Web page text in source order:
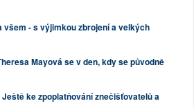
všem - s výjimkou zbrojení a velkých
Mayová se v den, kdy se původně
Ještě ke zpoplatňování znečišťovatelů a